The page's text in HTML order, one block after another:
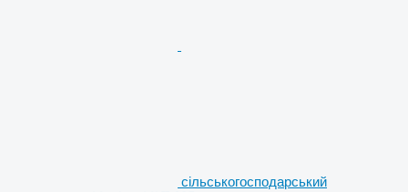
сільськогосподарський